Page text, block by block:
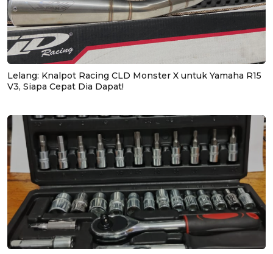
Lelang: Knalpot Racing CLD Monster X untuk Yamaha R15
V3, Siapa Cepat Dia Dapat!